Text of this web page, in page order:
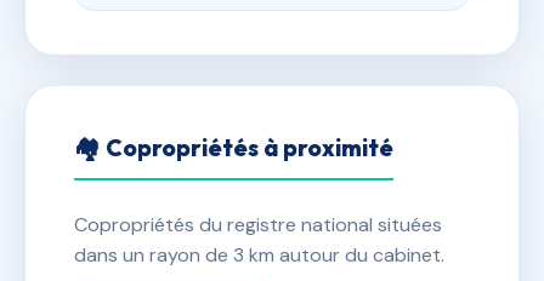
🏘 Copropriétés à proximité
Copropriétés du registre national situées
dans un rayon de 3 km autour du cabinet.